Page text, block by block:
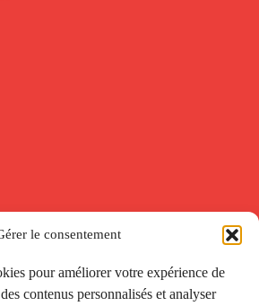
le consentement
pour améliorer votre expérience de
contenus personnalisés et analyser
vente
Courrier